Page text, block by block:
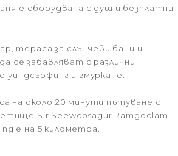
е оборудвана с душ и безплатни
тераса за слънчеви бани и
се забавляват с различни
и гмуркане.
на около 20 минути пътуване с
Sir Seewoosagur Ramgoolam.
е на 5 километра.